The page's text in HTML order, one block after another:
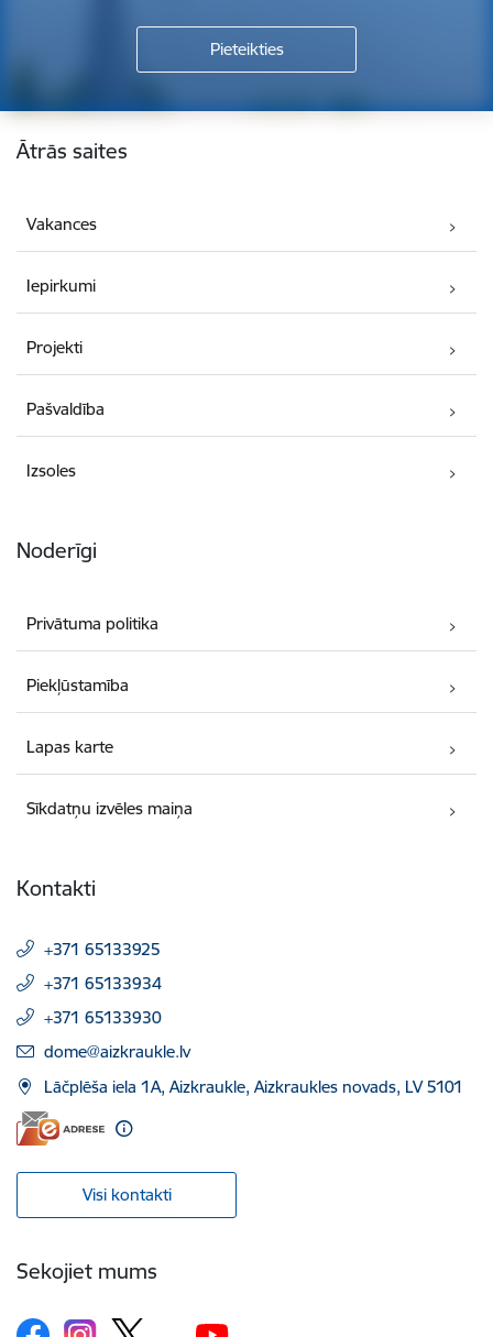
Kājene
Ātrās saites
Vakances
Iepirkumi
Projekti
Pašvaldība
Izsoles
Noderīgi
Privātuma politika
Piekļūstamība
Lapas karte
Sīkdatņu izvēles maiņa
Kontakti
+371 65133925
+371 65133934
+371 65133930
E-pasts:
dome@aizkraukle.lv
Lāčplēša iela 1A, Aizkraukle, Aizkraukles novads, LV 5101
Visi kontakti
Sekojiet mums